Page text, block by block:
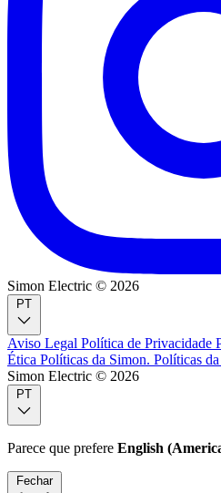
Simon Electric © 2026
Aviso Legal Política de Privacidade
Ética Políticas da Simon. Políticas
Simon Electric © 2026
Parece que prefere English
Fechar